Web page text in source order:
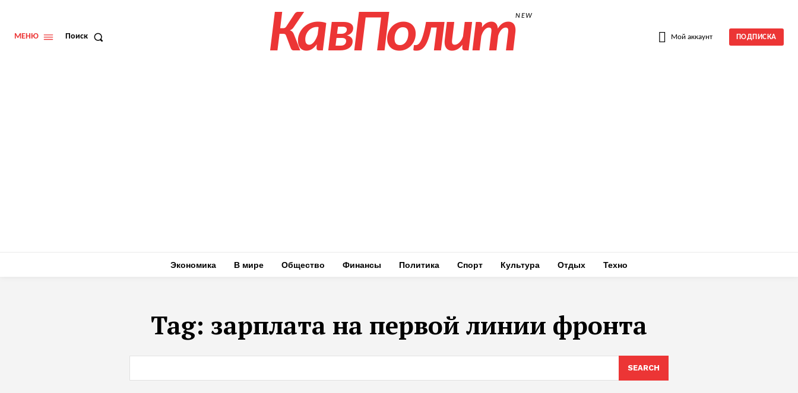
МЕНЮ Поиск КавПолитNEW
Мой аккаунт ПОДПИСКА
Экономика В мире Общество Финансы Политика Спорт Культура Отдых Техно
Tag: зарплата на первой линии фронта
SEARCH